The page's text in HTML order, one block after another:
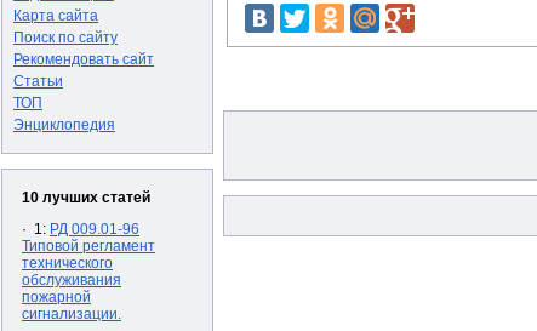
Карта сайта
Поиск по сайту
Рекомендовать сайт
Статьи
ТОП
Энциклопедия
10 лучших статей
· 1: РД 009.01-96
Типовой регламент
технического
обслуживания
пожарной
сигнализации.